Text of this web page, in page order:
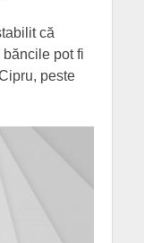
că
pot fi
peste